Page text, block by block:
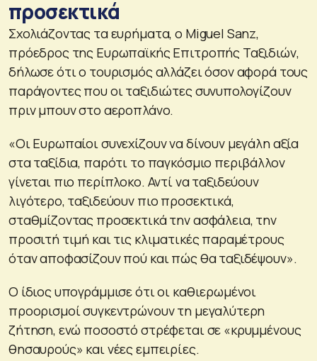
προσεκτικά
Σχολιάζοντας τα ευρήματα, ο Miguel Sanz,
πρόεδρος της Ευρωπαϊκής Επιτροπής Ταξιδιών,
δήλωσε ότι ο τουρισμός αλλάζει όσον αφορά τους
παράγοντες που οι ταξιδιώτες συνυπολογίζουν
πριν μπουν στο αεροπλάνο.
«Οι Ευρωπαίοι συνεχίζουν να δίνουν μεγάλη αξία
στα ταξίδια, παρότι το παγκόσμιο περιβάλλον
γίνεται πιο περίπλοκο. Αντί να ταξιδεύουν
λιγότερο, ταξιδεύουν πιο προσεκτικά,
σταθμίζοντας προσεκτικά την ασφάλεια, την
προσιτή τιμή και τις κλιματικές παραμέτρους
όταν αποφασίζουν πού και πώς θα ταξιδέψουν».
Ο ίδιος υπογράμμισε ότι οι καθιερωμένοι
προορισμοί συγκεντρώνουν τη μεγαλύτερη
ζήτηση, ενώ ποσοστό στρέφεται σε «κρυμμένους
θησαυρούς» και νέες εμπειρίες.